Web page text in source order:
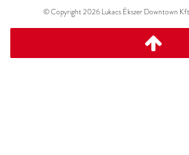
© Copyright 2026 Lukacs Ékszer Downtown